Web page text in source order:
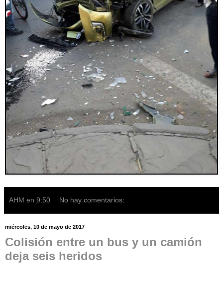
AHM en 9:50 No hay comentarios:
miércoles, 10 de mayo de 2017
Colisión entre un bus y un camión
deja seis heridos